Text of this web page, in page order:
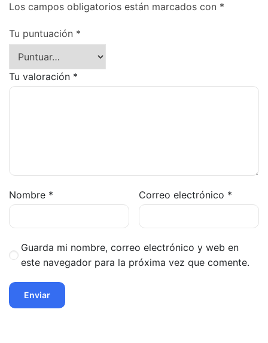
Los campos obligatorios están marcados con *
Tu puntuación *
Tu valoración *
Nombre * Correo electrónico *
Guarda mi nombre, correo electrónico y web en
este navegador para la próxima vez que comente.